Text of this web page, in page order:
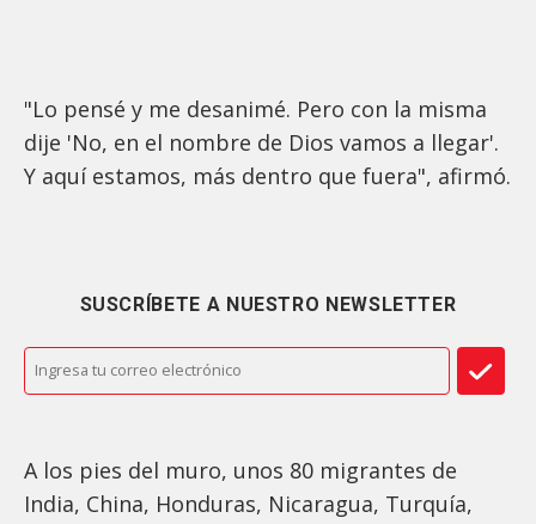
"Lo pensé y me desanimé. Pero con la misma
dije 'No, en el nombre de Dios vamos a llegar'.
Y aquí estamos, más dentro que fuera", afirmó.
SUSCRÍBETE A NUESTRO NEWSLETTER
A los pies del muro, unos 80 migrantes de
India, China, Honduras, Nicaragua, Turquía,